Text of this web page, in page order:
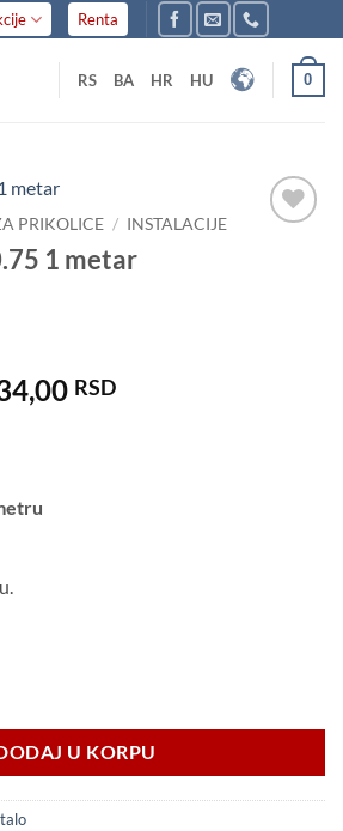
Renta
RS BA HR HU 0
PRIKOLICE / INSTALACIJE
1 metar
RSDCurrent
U KORPU